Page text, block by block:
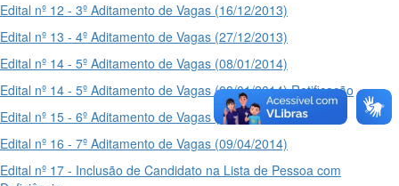
Edital nº 12 - 3º Aditamento de Vagas (16/12/2013)
Edital nº 13 - 4º Aditamento de Vagas (27/12/2013)
Edital nº 14 - 5º Aditamento de Vagas (08/01/2014)
Edital nº 14 - 5º Aditamento de Vagas (08/01/2014) Retificação
Edital nº 15 - 6º Aditamento de Vagas (11/02/2014)
Edital nº 16 - 7º Aditamento de Vagas (09/04/2014)
Edital nº 17 - Inclusão de Candidato na Lista de Pessoa com